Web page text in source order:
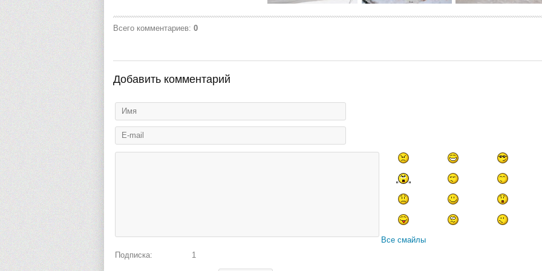
Всего комментариев: 0
Добавить комментарий
Все смайлы
Подписка:
1